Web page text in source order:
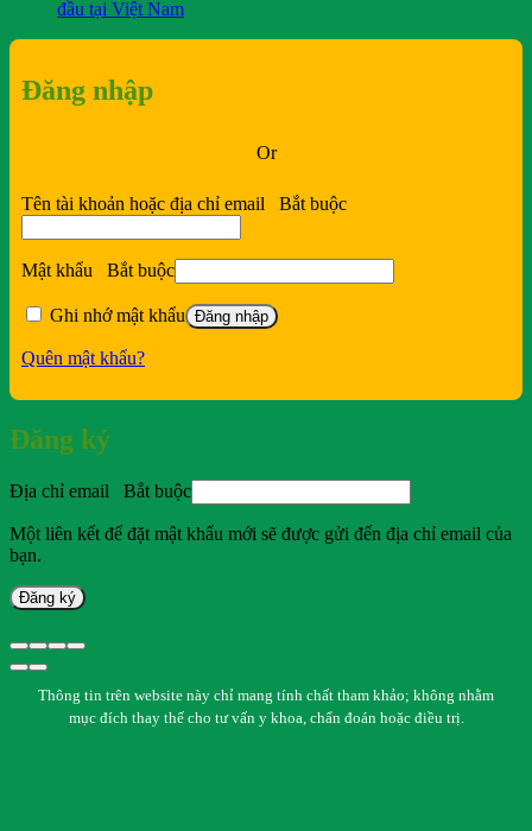
đầu tại Việt Nam
Đăng nhập
Or
Tên tài khoản hoặc địa chỉ email Bắt buộc
Mật khẩu Bắt buộc
Ghi nhớ mật khẩu Đăng nhập
Quên mật khẩu?
Đăng ký
Địa chỉ email Bắt buộc
Một liên kết để đặt mật khẩu mới sẽ được gửi đến địa chỉ email của
bạn.
Đăng ký
Thông tin trên website này chỉ mang tính chất tham khảo; không nhằm
mục đích thay thế cho tư vấn y khoa, chẩn đoán hoặc điều trị.